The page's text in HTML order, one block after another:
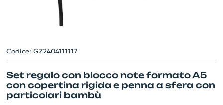
Codice: GZ2404111117
Set regalo con blocco note formato A5
con copertina rigida e penna a sfera con
particolari bambù